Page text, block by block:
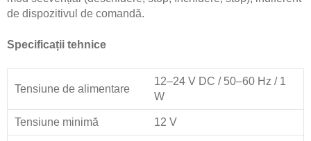
de dispozitivul de comandă.
Specificații tehnice
Tensiune de alimentare
12–24 V DC / 50–60 Hz / 1
W
Tensiune minimă 12 V